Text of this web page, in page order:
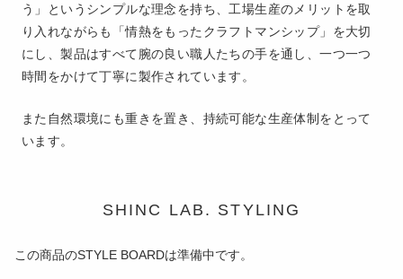
う」というシンプルな理念を持ち、工場生産のメリットを取
り入れながらも「情熱をもったクラフトマンシップ」を大切
にし、製品はすべて腕の良い職人たちの手を通し、一つ一つ
時間をかけて丁寧に製作されています。
また自然環境にも重きを置き、持続可能な生産体制をとって
います。
SHINC LAB. STYLING
この商品のSTYLE BOARDは準備中です。